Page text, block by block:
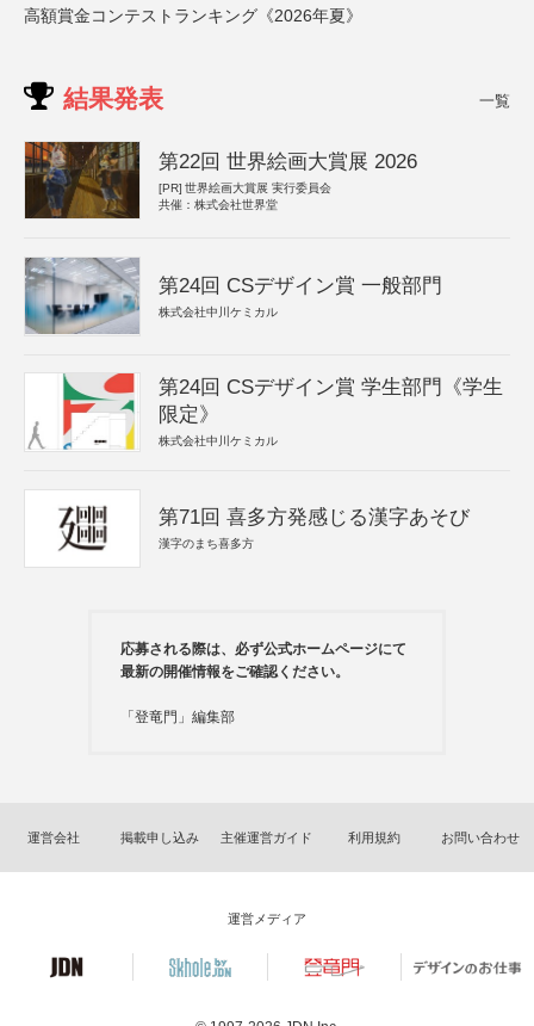
高額賞金コンテストランキング《2026年夏》
結果発表 一覧
第22回 世界絵画大賞展 2026
[PR] 世界絵画大賞展 実行委員会
共催：株式会社世界堂
第24回 CSデザイン賞 一般部門
株式会社中川ケミカル
第24回 CSデザイン賞 学生部門《学生
限定》
株式会社中川ケミカル
第71回 喜多方発感じる漢字あそび
漢字のまち喜多方
応募される際は、必ず公式ホームページにて
最新の開催情報をご確認ください。
「登竜門」編集部
運営会社 掲載申し込み 主催運営ガイド 利用規約 お問い合わせ
運営メディア